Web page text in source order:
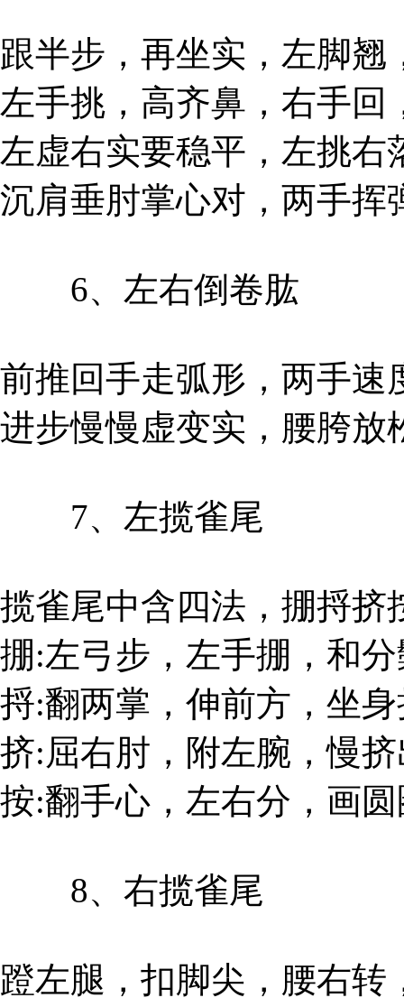
跟半步，再坐实，左脚翘
左手挑，高齐鼻，右手回
左虚右实要稳平，左挑右
沉肩垂肘掌心对，两手挥
6、左右倒卷肱
前推回手走弧形，两手速
进步慢慢虚变实，腰胯放
7、左揽雀尾
揽雀尾中含四法，掤捋挤
掤:左弓步，左手掤，和
捋:翻两掌，伸前方，坐
挤:屈右肘，附左腕，慢
按:翻手心，左右分，画
8、右揽雀尾
蹬左腿，扣脚尖，腰右转